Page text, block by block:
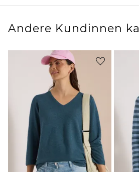
Andere Kundinnen